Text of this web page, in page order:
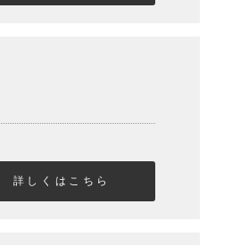
詳しくはこちら